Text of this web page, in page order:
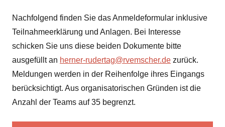
Nachfolgend finden Sie das Anmeldeformular inklusive
Teilnahmeerklärung und Anlagen. Bei Interesse
schicken Sie uns diese beiden Dokumente bitte
ausgefüllt an herner-rudertag@rvemscher.de zurück.
Meldungen werden in der Reihenfolge ihres Eingangs
berücksichtigt. Aus organisatorischen Gründen ist die
Anzahl der Teams auf 35 begrenzt.